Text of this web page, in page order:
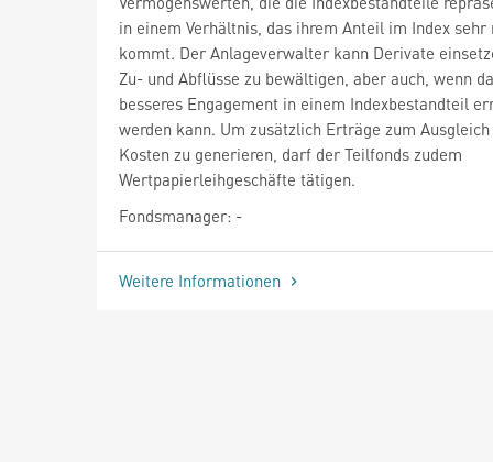
in einem Verhältnis, das ihrem Anteil im Index sehr
kommt. Der Anlageverwalter kann Derivate
Zu- und Abflüsse zu bewältigen, aber auch, wenn
besseres Engagement in einem Indexbestandteil
werden kann. Um zusätzlich Erträge zum
Kosten zu generieren, darf der Teilfonds zudem
Wertpapierleihgeschäfte tätigen.
Fondsmanager: -
Weitere Informationen